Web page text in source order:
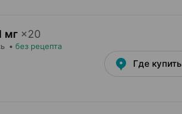
мг ×20
• без рецепта
Где купить